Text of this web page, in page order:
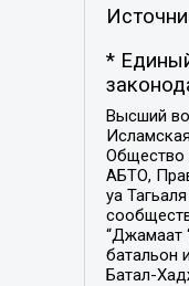
*
Высший
Общество
АБТО,
уа
“Джамаат
батальон
Батал-